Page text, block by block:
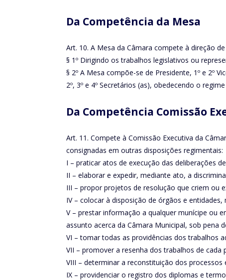
Da Competência da Mesa
Art. 10. A Mesa da Câmara compete à direção
§ 1º Dirigindo os trabalhos legislativos ou
§ 2º A Mesa compõe-se de Presidente, 1º e 2º
2º, 3º e 4º Secretários (as), obedecendo o
Da Competência Comissão
Art. 11. Compete à Comissão Executiva da
consignadas em outras disposições regimentais:
I – praticar atos de execução das deliberações
II – elaborar e expedir, mediante ato, a
III – propor projetos de resolução que criem ou
IV – colocar à disposição de órgãos e
V – prestar informação a qualquer munícipe ou
assunto acerca da Câmara Municipal, sob pena
VI – tomar todas as providências dos trabalhos
VII – promover a resenha dos trabalhos de
VIII – determinar a reconstituição dos
IX – providenciar o registro dos diplomas e